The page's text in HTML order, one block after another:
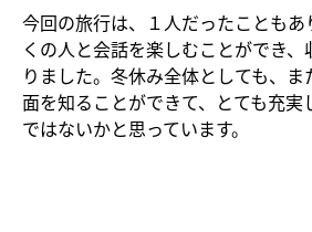
今回の旅行は、１人だったことも
くの人と会話を楽しむことができ
りました。冬休み全体としても、
面を知ることができて、とても充実
ではないかと思っています。